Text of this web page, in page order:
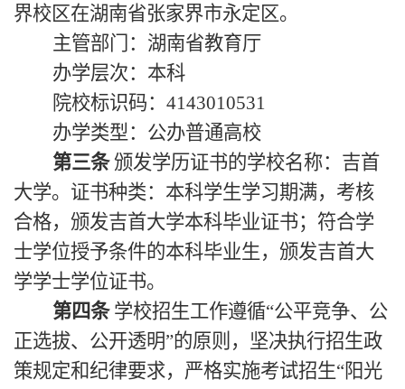
界校区在湖南省张家界市永定区。
主管部门：湖南省教育厅
办学层次：本科
院校标识码：4143010531
办学类型：公办普通高校
第三条 颁发学历证书的学校名称：吉首
大学。证书种类：本科学生学习期满，考核
合格，颁发吉首大学本科毕业证书；符合学
士学位授予条件的本科毕业生，颁发吉首大
学学士学位证书。
第四条 学校招生工作遵循“公平竞争、公
正选拔、公开透明”的原则，坚决执行招生政
策规定和纪律要求，严格实施考试招生“阳光